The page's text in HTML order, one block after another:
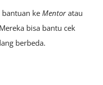
ke Mentoratau
bisa bantu cek
berbeda.